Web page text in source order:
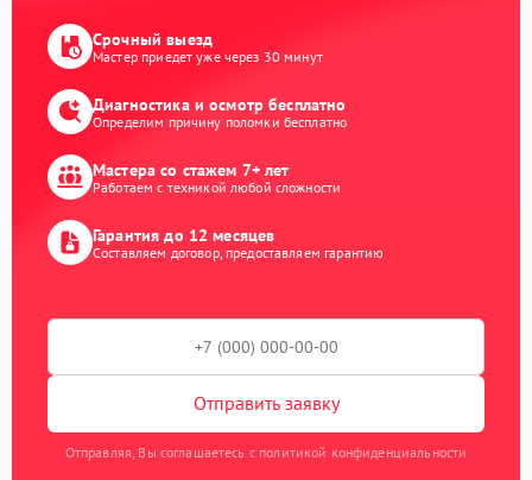
Срочный выезд
Мастер приедет уже через 30 минут
Диагностика и осмотр бесплатно
Определим причину поломки бесплатно
Мастера со стажем 7+ лет
Работаем с техникой любой сложности
Гарантия до 12 месяцев
Составляем договор, предоставляем гарантию
Отправить заявку
Отправляя, Вы соглашаетесь с политикой конфиденциальности